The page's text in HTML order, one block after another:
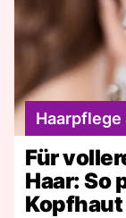
Haarpflege
Für
Haar: So
Kopfhaut